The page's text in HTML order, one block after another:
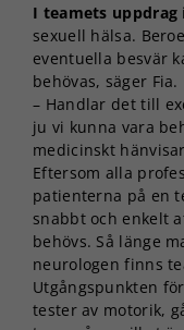
I teamets uppdrag
sexuell hälsa.
eventuella besvär
behövas, säger Fia.
– Handlar det till
ju vi kunna vara
medicinskt
Eftersom alla
patienterna på en
snabbt och enkelt
behövs. Så länge
neurologen finns
Utgångspunkten
tester av motorik,